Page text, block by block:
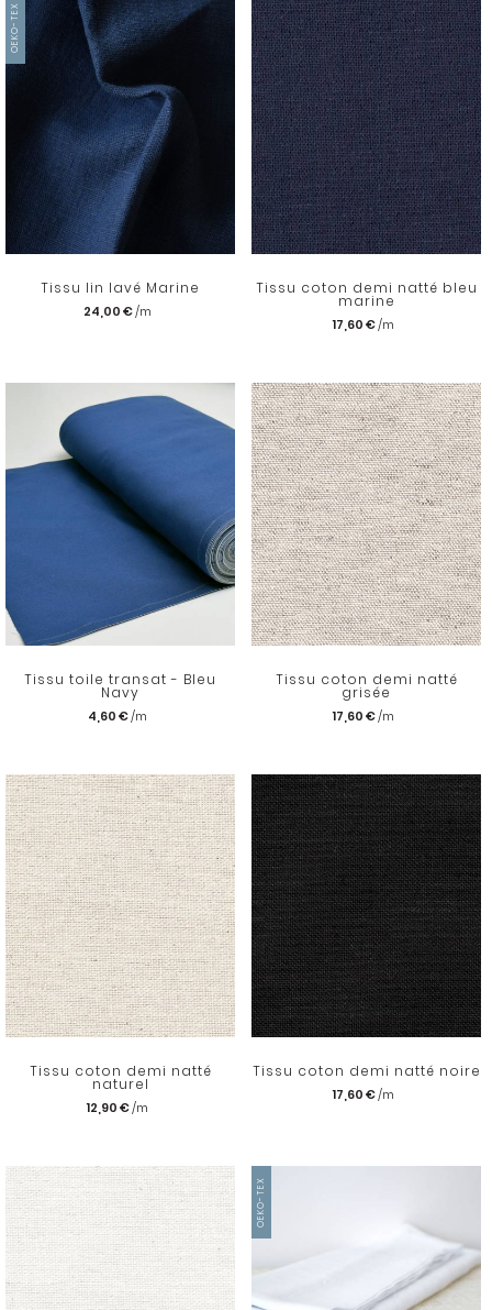
OEKO-TEX
Tissu lin lavé Marine
24,00 €
Tissu coton demi natté bleu
marine
17,60 €
Tissu toile transat - Bleu
Navy
4,60 €
Tissu coton demi natté
grisée
17,60 €
Tissu coton demi natté
naturel
12,90 €
Tissu coton demi natté noire
17,60 €
OEKO-TEX